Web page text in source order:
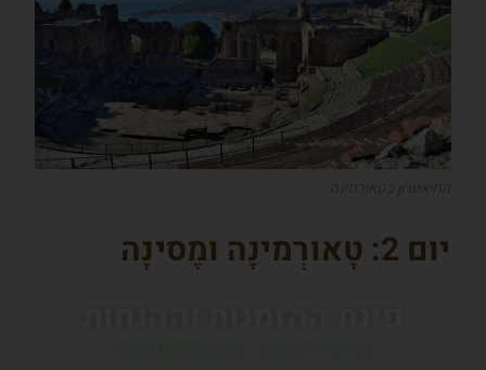
יום 2: טָאורְמינָה ומֶסינָה